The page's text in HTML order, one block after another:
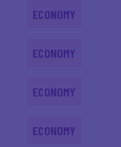
ECONOMY
ECONOMY
ECONOMY
ECONOMY